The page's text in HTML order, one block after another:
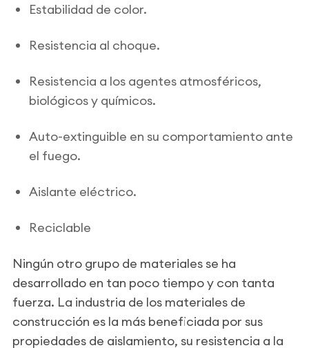
Estabilidad de color.
Resistencia al choque.
Resistencia a los agentes atmosféricos,
biológicos y químicos.
Auto-extinguible en su comportamiento ante
el fuego.
Aislante eléctrico.
Reciclable
Ningún otro grupo de materiales se ha
desarrollado en tan poco tiempo y con tanta
fuerza. La industria de los materiales de
construcción es la más beneficiada por sus
propiedades de aislamiento, su resistencia a la